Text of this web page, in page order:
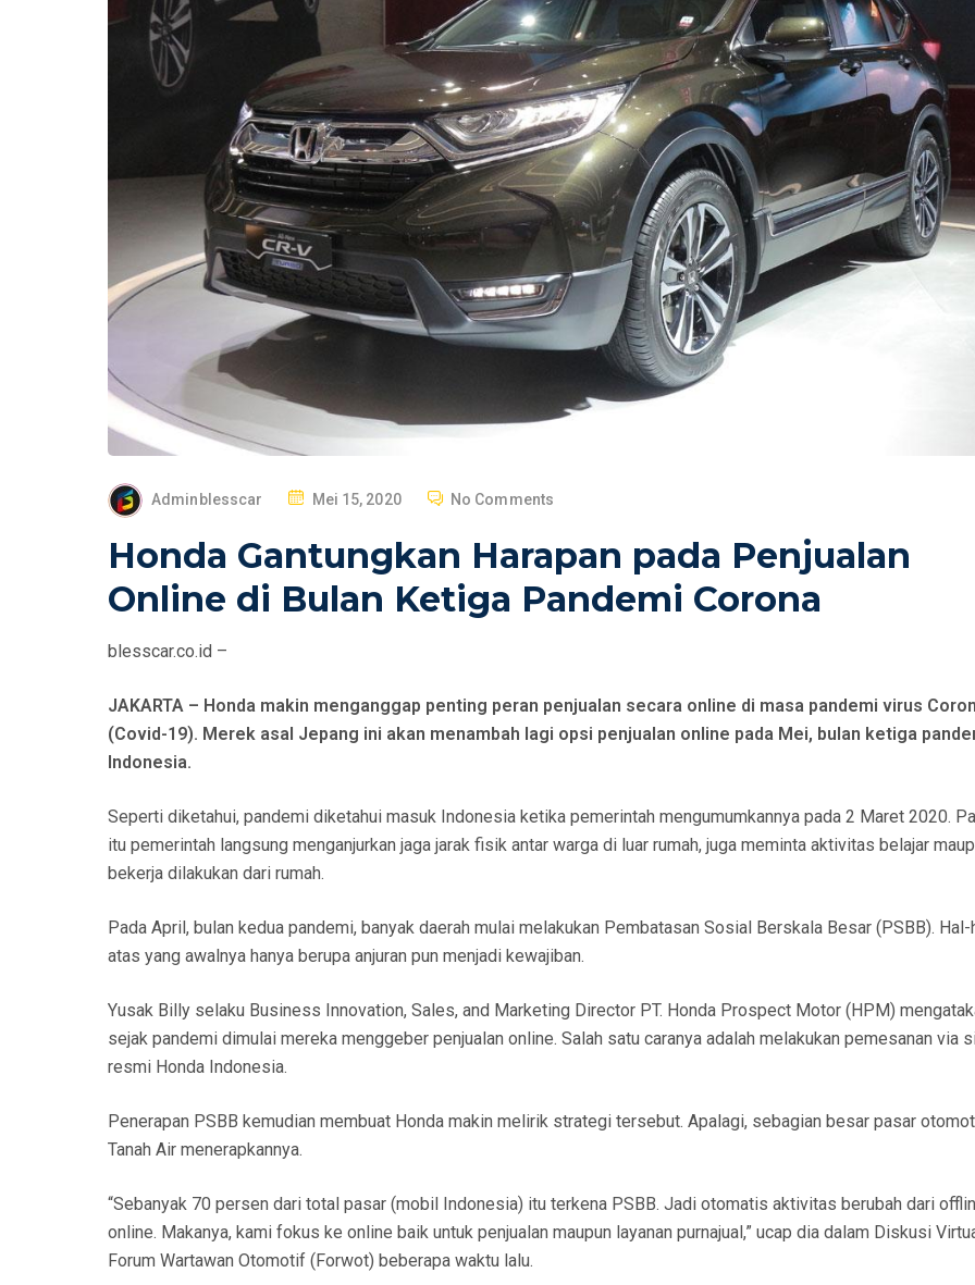
Adminblesscar
P
S
E
Mei 15, 2020 No Comments
Honda Gantungkan Harapan pada Penjualan
Online di Bulan Ketiga Pandemi Corona
blesscar.co.id –
JAKARTA – Honda makin menganggap penting peran penjualan secara online di masa pandemi virus
(Covid-19). Merek asal Jepang ini akan menambah lagi opsi penjualan online pada Mei, bulan ketiga
Indonesia.
Seperti diketahui, pandemi diketahui masuk Indonesia ketika pemerintah mengumumkannya pada 2 Maret 2020.
itu pemerintah langsung menganjurkan jaga jarak fisik antar warga di luar rumah, juga meminta aktivitas belajar
bekerja dilakukan dari rumah.
Pada April, bulan kedua pandemi, banyak daerah mulai melakukan Pembatasan Sosial Berskala Besar (PSBB).
atas yang awalnya hanya berupa anjuran pun menjadi kewajiban.
Yusak Billy selaku Business Innovation, Sales, and Marketing Director PT. Honda Prospect Motor (HPM)
sejak pandemi dimulai mereka menggeber penjualan online. Salah satu caranya adalah melakukan pemesanan via
resmi Honda Indonesia.
Penerapan PSBB kemudian membuat Honda makin melirik strategi tersebut. Apalagi, sebagian besar pasar
Tanah Air menerapkannya.
“Sebanyak 70 persen dari total pasar (mobil Indonesia) itu terkena PSBB. Jadi otomatis aktivitas berubah dari
online. Makanya, kami fokus ke online baik untuk penjualan maupun layanan purnajual,” ucap dia dalam Diskusi
Forum Wartawan Otomotif (Forwot) beberapa waktu lalu.